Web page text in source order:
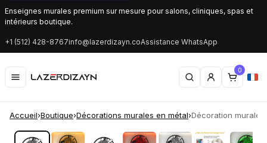
Enseignes murales premium sur mesure pour salons, cliniques, spas et
intérieurs boutique.
+1 (512) 428-8767info@lazerdizayn.coAssistance WhatsApp
0
Accueil›Boutique›Décorations murales en métal›Décoration murale
‹ ›